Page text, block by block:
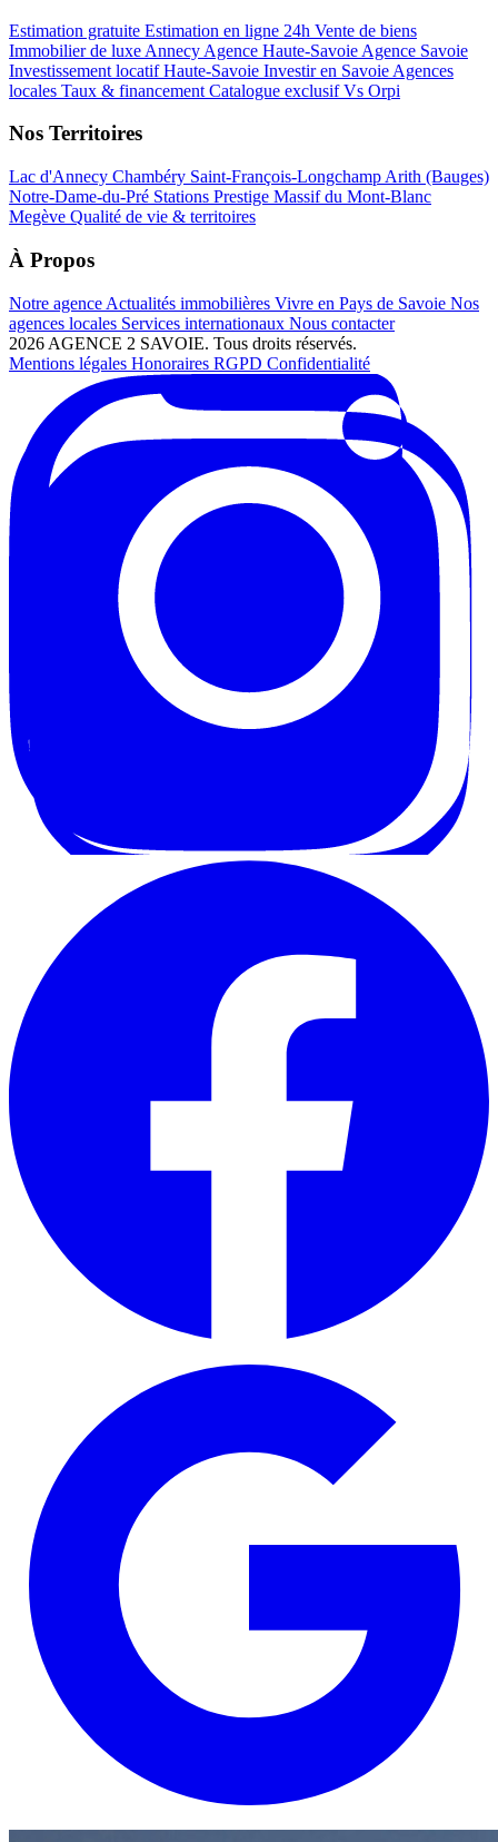
Estimation gratuite Estimation en ligne 24h Vente de biens
Immobilier de luxe Annecy Agence Haute-Savoie Agence Savoie
Investissement locatif Haute-Savoie Investir en Savoie Agences
locales Taux & financement Catalogue exclusifVs Orpi
Nos Territoires
Lac d'Annecy Chambéry Saint-François-Longchamp Arith (Bauges)
Notre-Dame-du-Pré Stations Prestige Massif du Mont-Blanc
Megève Qualité de vie & territoires
À Propos
Notre agence Actualités immobilières Vivre en Pays de Savoie Nos
agences locales Services internationaux Nous contacter
2026 AGENCE 2 SAVOIE. Tous droits réservés.
Mentions légales Honoraires RGPD Confidentialité